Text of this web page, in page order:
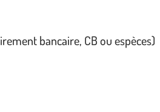
bancaire, CB ou espèces)